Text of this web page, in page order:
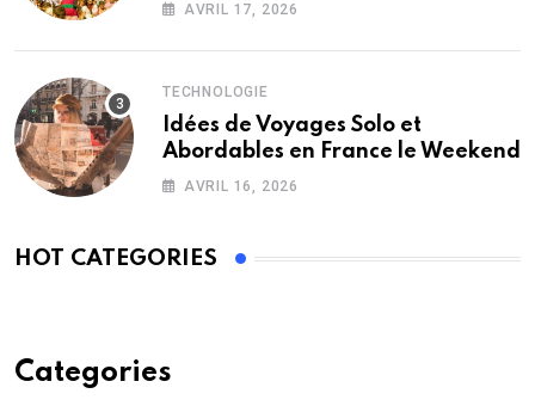
AVRIL 17, 2026
TECHNOLOGIE
Idées de Voyages Solo et
Abordables en France le Weekend
AVRIL 16, 2026
HOT CATEGORIES
Categories